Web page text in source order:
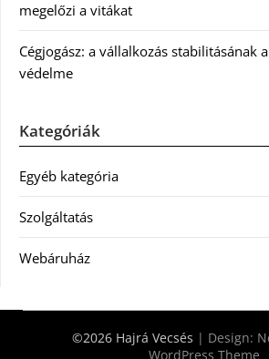
megelőzi a vitákat
Cégjogász: a vállalkozás stabilitásának
védelme
Kategóriák
Egyéb kategória
Szolgáltatás
Webáruház
©2026 Hajrá Vecsés | Design:
WordPress Theme